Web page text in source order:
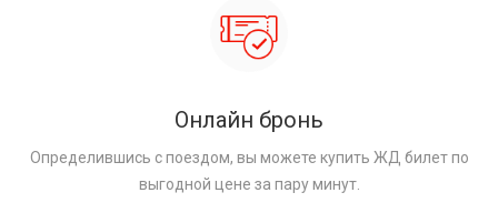
Онлайн бронь
Определившись с поездом, вы можете купить ЖД билет по
выгодной цене за пару минут.